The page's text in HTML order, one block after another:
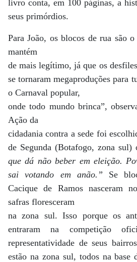
livro conta, em 100 páginas, a
seus primórdios.
Para João, os blocos de rua são
mantém
de mais legítimo, já que os
se tornaram megaproduções para
o Carnaval popular,
onde todo mundo brinca”,
Ação da
cidadania contra a sede foi
de Segunda (Botafogo, zona sul)
que dá não beber em eleição.
sai votando em anão.” Se
Cacique de Ramos nasceram
safras floresceram
na zona sul. Isso porque os
entraram na competição
representatividade de seus
estão na zona sul, todos na base